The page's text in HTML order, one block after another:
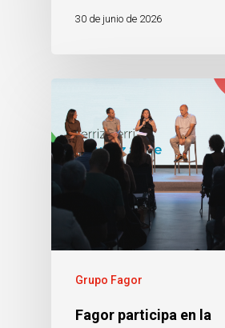
30 de junio de 2026
Grupo Fagor
Fagor participa en la